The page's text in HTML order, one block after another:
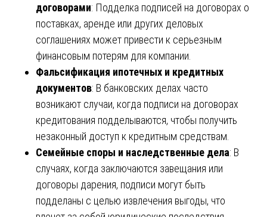
договорами: Подделка подписей на договорах о
поставках, аренде или других деловых
соглашениях может привести к серьезным
финансовым потерям для компании.
Фальсификация ипотечных и кредитных
документов: В банковских делах часто
возникают случаи, когда подписи на договорах
кредитования подделываются, чтобы получить
незаконный доступ к кредитным средствам.
Семейные споры и наследственные дела: В
случаях, когда заключаются завещания или
договоры дарения, подписи могут быть
подделаны с целью извлечения выгоды, что